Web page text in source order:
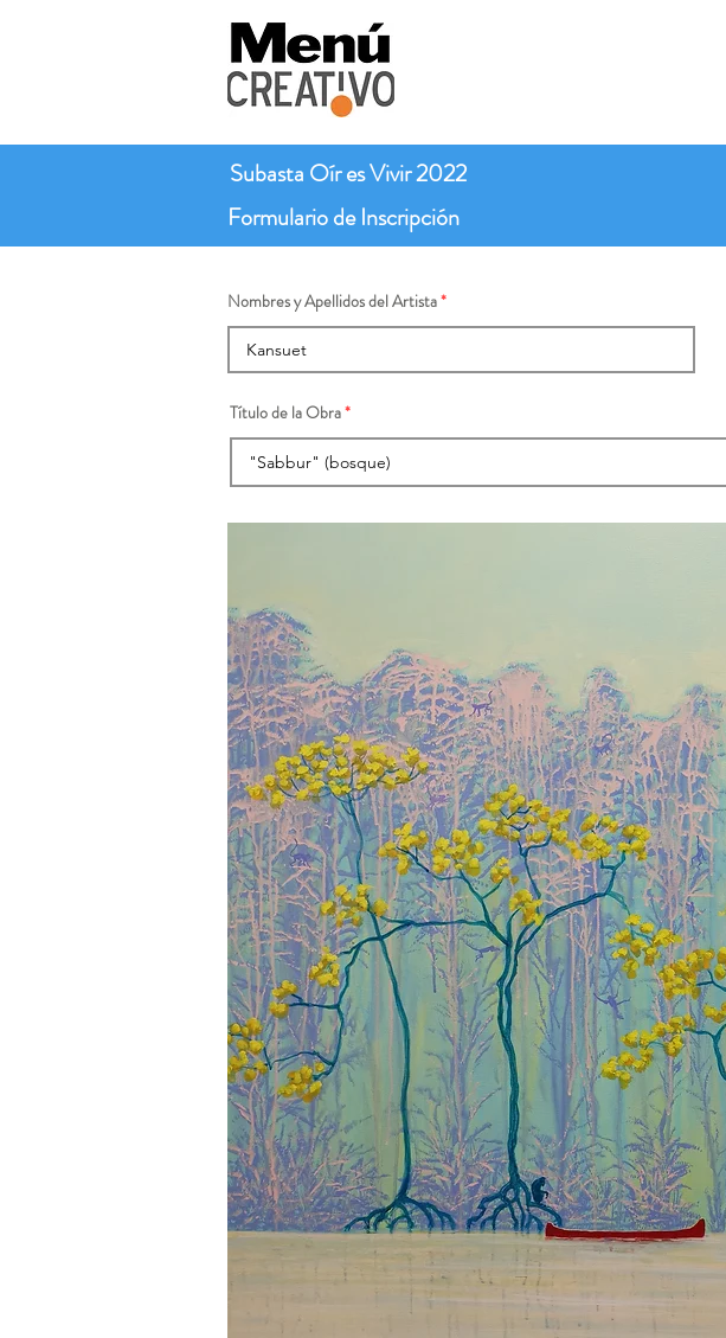
Subasta Oír es Vivir 2022
Formulario de Inscripción
Nombres y Apellidos del Artista
Título de la Obra